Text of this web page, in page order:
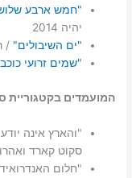
"חמש ארבע
יהיה 2014
"ים השיבולים" /
"שמים זרועי
המועמדים בקטגוריית
"והארץ אינה
סקוט קארד
"חלום